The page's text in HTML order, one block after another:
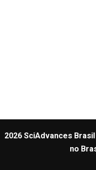
2026 SciAdvances
no